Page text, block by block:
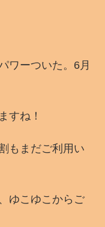
ワーついた。6月
すね！
もまだご利用い
ゆこゆこからご